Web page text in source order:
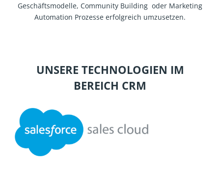
Geschäftsmodelle, Community Building oder Marketing
Automation Prozesse erfolgreich umzusetzen.
UNSERE TECHNOLOGIEN IM
BEREICH CRM